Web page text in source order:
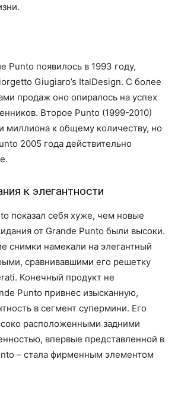
Punto появилось в 1993 году,
Giugiaro’s ItalDesign. С более
продаж оно опиралось на успех
Второе Punto (1999-2010)
миллиона к общему количеству, но
2005 года действительно
к элегантности
показал себя хуже, чем новые
от Grande Punto были высоки.
снимки намекали на элегантный
сравнивавшими его решетку
Конечный продукт не
Punto привнес изысканную,
в сегмент супермини. Его
расположенными задними
впервые представленной в
– стала фирменным элементом